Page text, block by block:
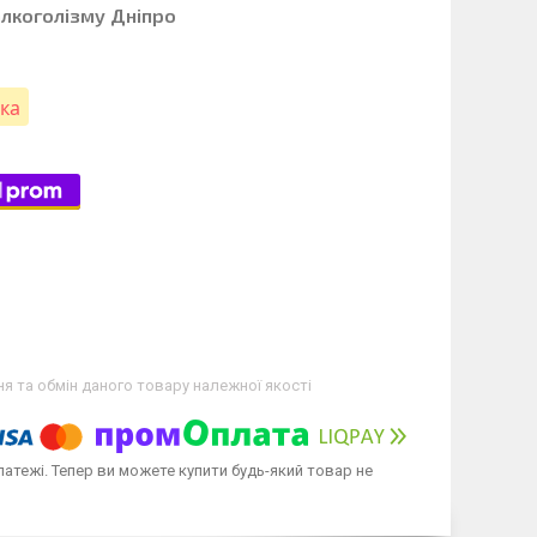
Дніпро
обмін даного товару належної якості
Тепер ви можете купити будь-який товар не